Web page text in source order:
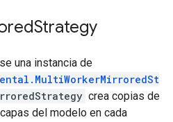
Strategy
una instancia de
crea copias de
del modelo en cada